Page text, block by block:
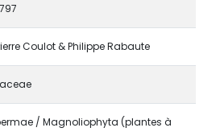
Coulot & Philippe Rabaute
/ Magnoliophyta (plantes à